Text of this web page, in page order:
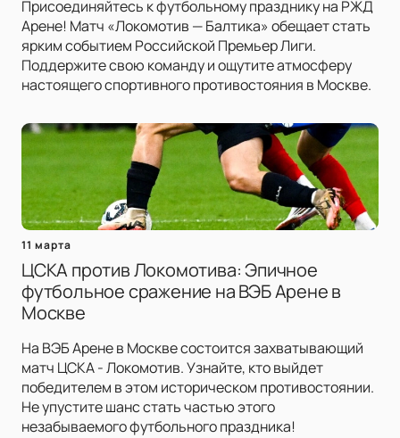
Присоединяйтесь к футбольному празднику на РЖД
Арене! Матч «Локомотив — Балтика» обещает стать
ярким событием Российской Премьер Лиги.
Поддержите свою команду и ощутите атмосферу
настоящего спортивного противостояния в Москве.
11 марта
ЦСКА против Локомотива: Эпичное
футбольное сражение на ВЭБ Арене в
Москве
На ВЭБ Арене в Москве состоится захватывающий
матч ЦСКА - Локомотив. Узнайте, кто выйдет
победителем в этом историческом противостоянии.
Не упустите шанс стать частью этого
незабываемого футбольного праздника!